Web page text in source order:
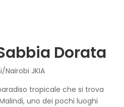
Dorata
JKIA
tropicale che si trova
uno dei pochi luoghi